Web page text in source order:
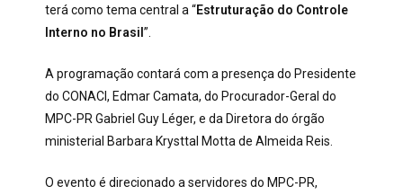
terá como tema central a “Estruturação do Controle
Interno no Brasil ”.
A programação contará com a presença do Presidente
do CONACI, Edmar Camata, do Procurador-Geral do
MPC-PR Gabriel Guy Léger, e da Diretora do órgão
ministerial Barbara Krysttal Motta de Almeida Reis.
O evento é direcionado a servidores do MPC-PR,